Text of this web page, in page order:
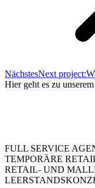
NächstesNext project:
Hier geht es zu
FULL SERVICE
TEMPORÄRE
RETAIL- UND